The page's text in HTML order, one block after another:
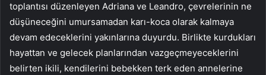
toplantısı düzenleyen Adriana ve Leandro, çevrelerinin ne
düşüneceğini umursamadan karı-koca olarak kalmaya
devam edeceklerini yakınlarına duyurdu. Birlikte kurdukları
hayattan ve gelecek planlarından vazgeçmeyeceklerini
belirten ikili, kendilerini bebekken terk eden annelerine